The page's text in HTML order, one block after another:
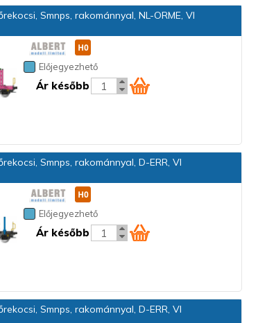
Smnps, rakománnyal, NL-ORME, VI
Előjegyezhető
Ár később
Smnps, rakománnyal, D-ERR, VI
Előjegyezhető
Ár később
Smnps, rakománnyal, D-ERR, VI